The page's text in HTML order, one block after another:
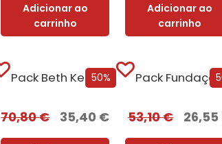
Adicionar ao
carrinho
Adicionar ao
carrinho
50%
Pack Beth Kerry
70,80€ 35,40 €
Pack
53,10€ 26,55